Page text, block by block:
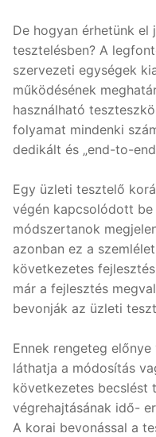
De hogyan érhetünk
tesztelésben? A
szervezeti egységek
működésének
használható
folyamat mindenki
dedikált és „end-to-
Egy üzleti tesztelő
végén kapcsolódott be
módszertanok
azonban ez a
következetes
már a fejlesztés
bevonják az üzleti
Ennek rengeteg
láthatja a módosítás
következetes becslést
végrehajtásának idő-
A korai bevonással a